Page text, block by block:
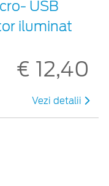
USB
iluminat
€ 12,40
Vezi detalii